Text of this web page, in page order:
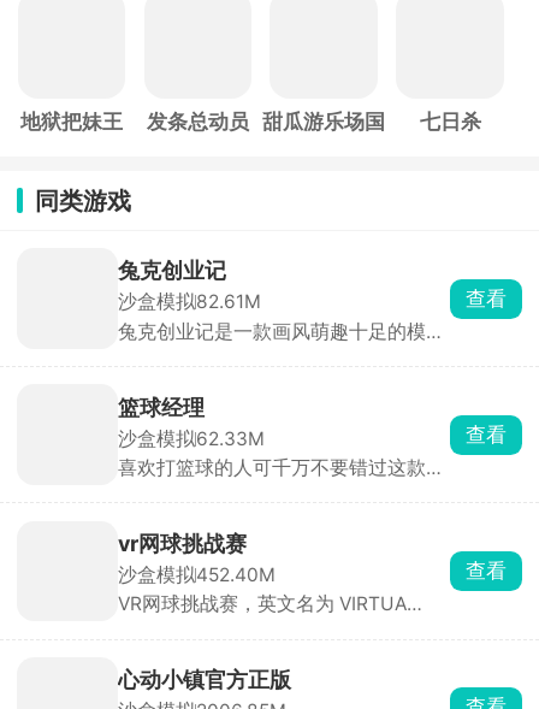
地狱把妹王 发条总动员
甜瓜游乐场国
七日杀
同类游戏
兔克创业记
沙盒模拟82.61M
兔克创业记是一款画风萌趣十足的模拟
者，开启属于自己的工厂经营之旅，掌
管一间专属的工厂车间。在这里，你将
带领一群个性鲜明、活力满满的兔子员
工，齐心协力搭建出一条条干净又卫生
气四溢的烤鸭，到清甜可口的珍珠奶
茶；从消暑解渴的西瓜棒冰，到曾经风
靡一时的大哥大手机，各种商品琳琅满
目。随着游戏进程推进，玩家能不断解
配人员，让工厂高效运转。看着自己的
工厂从默默无闻到逐渐壮大，那种成就
查看
篮球经理
沙盒模拟62.33M
喜欢打篮球的人可千万不要错过这款游
掌控球队运营。从招募潜力球员、精心
培养训练，到高薪签约知名教练；从巧
妙安排战术布局，到精细管理财务收
支，每一项事务都需你亲力亲为，沉浸
时，在球员市场中慧眼识珠，挖掘最具
潜力的新秀，组建属于自己的梦幻球
查看
vr网球挑战赛
沙盒模拟452.40M
VR网球挑战赛，英文名为 VIRTUA
球模拟游戏。它贴心地支持中文显示，
还运用 3D 高清引擎与 Havok 物理技
查看
心动小镇官方正版